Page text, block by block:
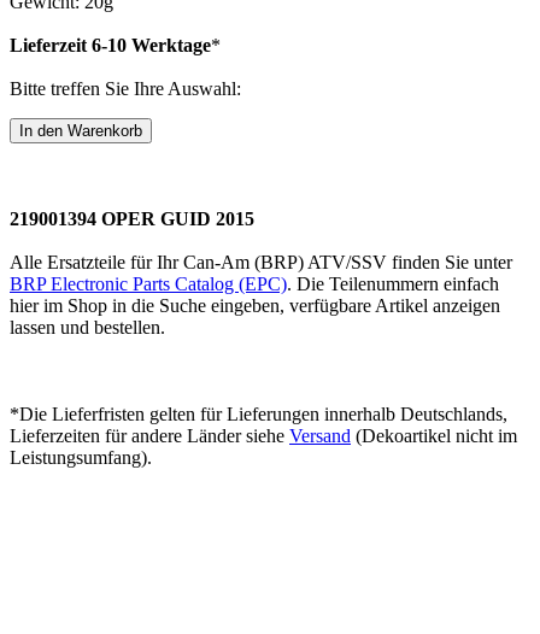
Lieferzeit 6-10 Werktage*
Bitte treffen Sie Ihre Auswahl:
219001394 OPER GUID 2015
Alle Ersatzteile für Ihr Can-Am (BRP) ATV/SSV finden Sie unter
BRP Electronic Parts Catalog (EPC). Die Teilenummern einfach
hier im Shop in die Suche eingeben, verfügbare Artikel anzeigen
lassen und bestellen.
*Die Lieferfristen gelten für Lieferungen innerhalb Deutschlands,
Lieferzeiten für andere Länder siehe Versand (Dekoartikel nicht im
Leistungsumfang).